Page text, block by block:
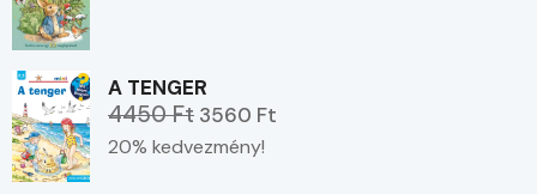
A TENGER
4450 Ft 3560 Ft
20% kedvezmény!